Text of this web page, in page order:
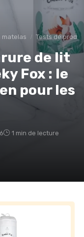
matelas Tests de
de lit
Fox : le
pour les
1 min de lecture
pas dans
filtrées
tard